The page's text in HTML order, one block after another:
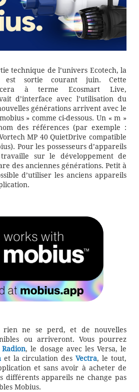
technique de l’univers Ecotech, la
est sortie courant juin. Cette
à terme Ecosmart Live,
d’interface avec l’utilisation du
générations arrivent avec le
» comme ci-dessous. Un « m »
des références (par exemple :
MP 40 QuietDrive compatible
Pour les possesseurs d’appareils
sur le développement de
des anciennes générations. Petit à
d’utiliser les anciens appareils
rien ne se perd, et de nouvelles
ou arriveront. Vous pourrez
Radion, le dosage avec les Versa, le
et la circulation desVectra, le tout,
et sans avoir à acheter de
différents appareils ne change pas
Mobius.